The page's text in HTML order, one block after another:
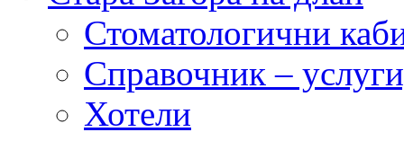
Стоматологични
Справочник –
Хотели